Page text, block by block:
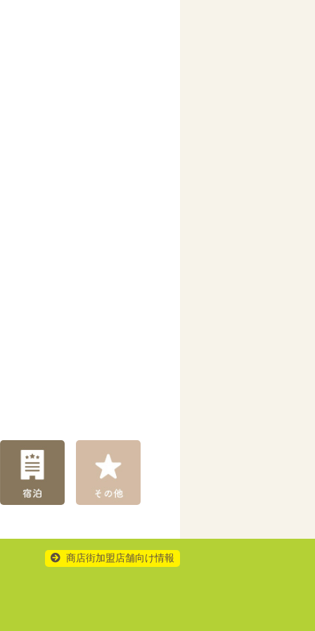
商店街加盟店舗向け情報